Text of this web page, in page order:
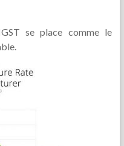
se place comme le